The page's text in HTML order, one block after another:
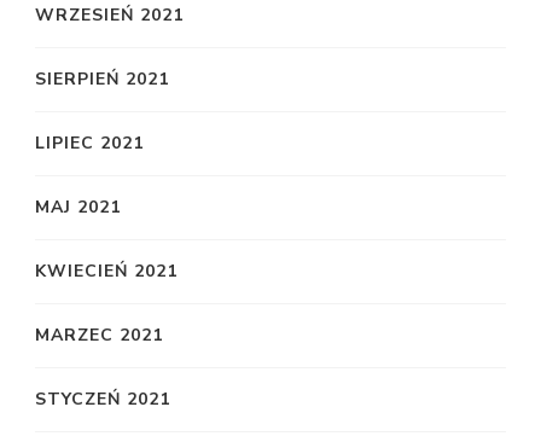
WRZESIEŃ 2021
SIERPIEŃ 2021
LIPIEC 2021
MAJ 2021
KWIECIEŃ 2021
MARZEC 2021
STYCZEŃ 2021